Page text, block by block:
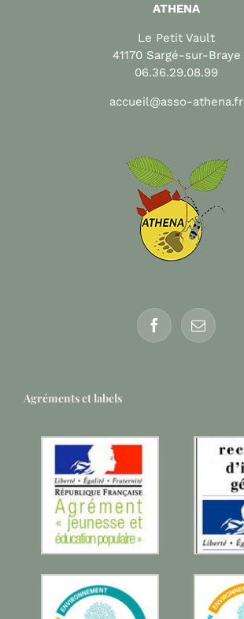
ATHENA
Le Petit Vault
41170 Sargé-sur-Braye
06.36.29.08.99
accueil@asso-athena.fr
Agréments et labels